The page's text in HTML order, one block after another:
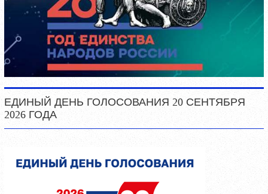
ЕДИНЫЙ ДЕНЬ ГОЛОСОВАНИЯ 20 СЕНТЯБРЯ
2026 ГОДА